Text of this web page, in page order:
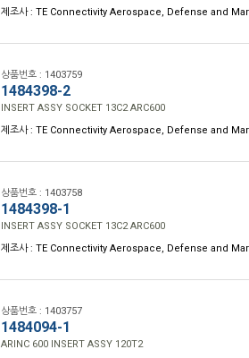
제조사 : TE Connectivity Aerospace, Defense and
상품번호 : 1403759
1484398-2
INSERT ASSY SOCKET 13C2 ARC600
제조사 : TE Connectivity Aerospace, Defense and
상품번호 : 1403758
1484398-1
INSERT ASSY SOCKET 13C2 ARC600
제조사 : TE Connectivity Aerospace, Defense and
상품번호 : 1403757
1484094-1
ARINC 600 INSERT ASSY 120T2